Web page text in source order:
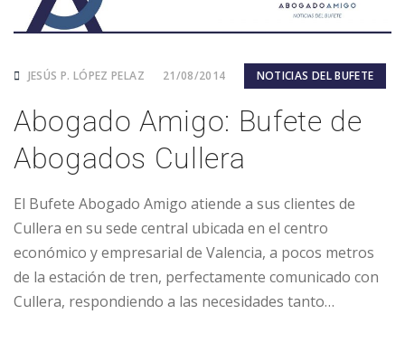
JESÚS P. LÓPEZ PELAZ 21/08/2014 NOTICIAS DEL BUFETE
Abogado Amigo: Bufete de
Abogados Cullera
El Bufete Abogado Amigo atiende a sus clientes de
Cullera en su sede central ubicada en el centro
económico y empresarial de Valencia, a pocos metros
de la estación de tren, perfectamente comunicado con
Cullera, respondiendo a las necesidades tanto…